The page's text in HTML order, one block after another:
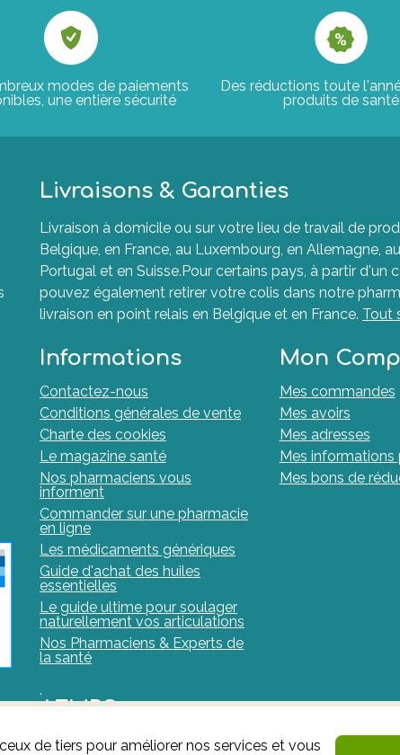
modes de paiements
une entière sécurité
Des réductions toute
produits de santé
Livraisons & Garanties
Livraison à domicile ou sur votre lieu de travail de
Belgique, en France, au Luxembourg, en Allemagne,
Portugal et en Suisse.Pour certains pays, à partir
pouvez également retirer votre colis dans notre
livraison en point relais en Belgique et en France. Tout
de tiers pour améliorer nos services et vous
Informations
Contactez-nous
Conditions générales de vente
Charte des cookies
Le magazine santé
Nos pharmaciens vous
informent
Commander sur une pharmacie
en ligne
Les médicaments génériques
Guide d'achat des huiles
essentielles
Le guide ultime pour soulager
naturellement vos articulations
Nos Pharmaciens & Experts de
la santé
.
Mon
Mes commandes
Mes avoirs
Mes adresses
Mes informations
Mes bons de
AFMPS
L'AFMPS est l’autorité compétente en matière de